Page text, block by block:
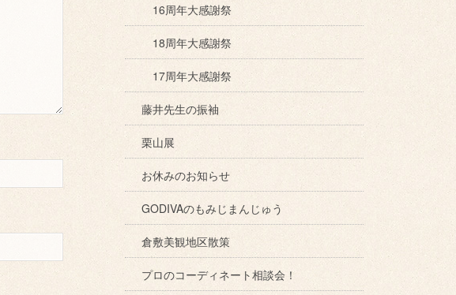
16周年大感謝祭
18周年大感謝祭
17周年大感謝祭
藤井先生の振袖
栗山展
お休みのお知らせ
GODIVAのもみじまんじゅう
倉敷美観地区散策
プロのコーディネート相談会！